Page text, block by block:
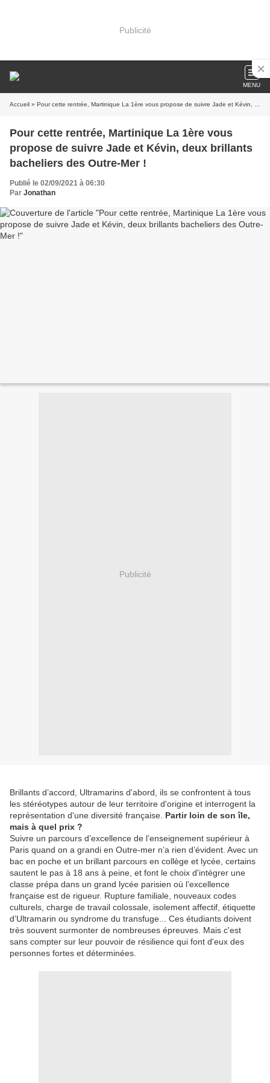
Publicité
MENU
Accueil » Pour cette rentrée, Martinique La 1ère vous propose de suivre Jade et Kévin, deux brillants bacheliers des Outre-Mer !
Pour cette rentrée, Martinique La 1ère vous
propose de suivre Jade et Kévin, deux brillants
bacheliers des Outre-Mer !
Publié le 02/09/2021 à 06:30
Par Jonathan
Publicité
Brillants d’accord, Ultramarins d'abord, ils se confrontent à tous
les stéréotypes autour de leur territoire d'origine et interrogent la
représentation d'une diversité française. Partir loin de son île,
mais à quel prix ?
Suivre un parcours d’excellence de l’enseignement supérieur à
Paris quand on a grandi en Outre-mer n’a rien d’évident. Avec un
bac en poche et un brillant parcours en collège et lycée, certains
sautent le pas à 18 ans à peine, et font le choix d'intégrer une
classe prépa dans un grand lycée parisien où l’excellence
française est de rigueur. Rupture familiale, nouveaux codes
culturels, charge de travail colossale, isolement affectif, étiquette
d’Ultramarin ou syndrome du transfuge... Ces étudiants doivent
très souvent surmonter de nombreuses épreuves. Mais c'est
sans compter sur leur pouvoir de résilience qui font d'eux des
personnes fortes et déterminées.